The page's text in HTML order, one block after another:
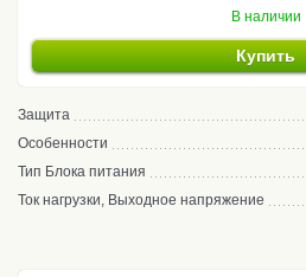
В наличии
Купить
Защита
Особенности
Тип Блока питания
Ток нагрузки, Выходное напряжение